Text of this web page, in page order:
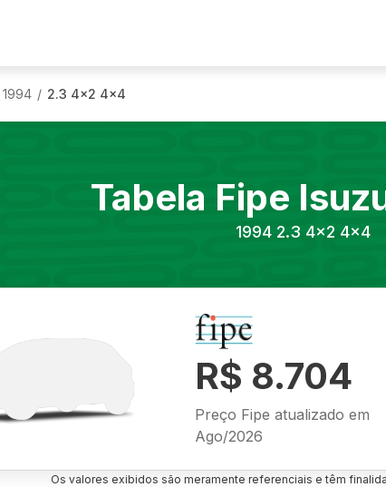
1994 / 2.3 4x2 4x4
Tabela Fipe
1994 2.3 4x2 4x4
R$ 8.704
Preço Fipe atualizado em
Ago/2026
Os valores exibidos são meramente referenciais e têm